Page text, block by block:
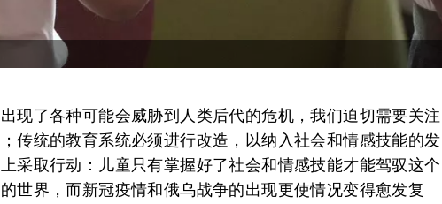
现了各种可能会威胁到人类后代的危机，我们迫切需要关注
传统的教育系统必须进行改造，以纳入社会和情感技能的发
采取行动：儿童只有掌握好了社会和情感技能才能驾驭这个
世界，而新冠疫情和俄乌战争的出现更使情况变得愈发复